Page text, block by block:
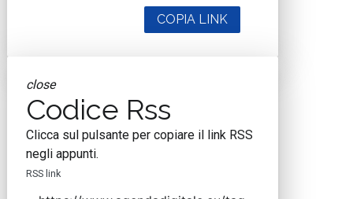
COPIA LINK
close
Codice Rss
Clicca sul pulsante per copiare il link RSS
negli appunti.
RSS link